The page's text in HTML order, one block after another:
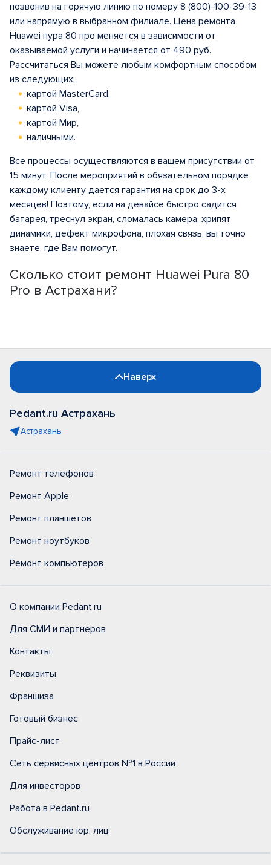
Сколько стоит ремонт Huawei Pura 80
Pro в Астрахани?
позвонив на горячую линию по номеру 8 (800)-100-39-13
или напрямую в выбранном филиале. Цена ремонта
Huawei пура 80 про меняется в зависимости от
оказываемой услуги и начинается от 490 руб.
Рассчитаться Вы можете любым комфортным способом
из следующих:
картой MasterCard,
картой Visa,
картой Мир,
наличными.
Все процессы осуществляются в вашем присутствии от
15 минут. После мероприятий в обязательном порядке
каждому клиенту дается гарантия на срок до 3-х
месяцев! Поэтому, если на девайсе быстро садится
батарея, треснул экран, сломалась камера, хрипят
динамики, дефект микрофона, плохая связь, вы точно
знаете, где Вам помогут.
Наверх
Pedant.ru Астрахань
Астрахань
Ремонт телефонов
Ремонт Apple
Ремонт планшетов
Ремонт ноутбуков
Ремонт компьютеров
О компании Pedant.ru
Для СМИ и партнеров
Контакты
Реквизиты
Франшиза
Готовый бизнес
Прайс-лист
Сеть сервисных центров №1 в России
Для инвесторов
Работа в Pedant.ru
Обслуживание юр. лиц